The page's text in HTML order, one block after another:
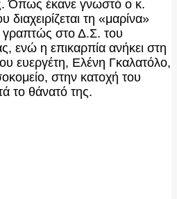
Όπως έκανε γνωστό ο κ.
διαχειρίζεται τη «μαρίνα»
γραπτώς στο Δ.Σ. του
ενώ η επικαρπία ανήκει στη
ευεργέτη, Ελένη Γκαλατόλο,
στην κατοχή του
το θάνατό της.